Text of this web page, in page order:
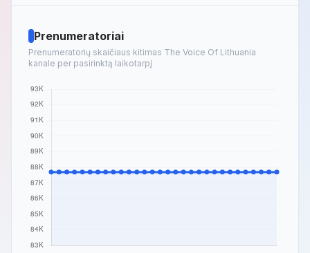
Prenumeratoriai
Prenumeratorių skaičiaus kitimas The Voice Of Lithuania
kanale per pasirinktą laikotarpį